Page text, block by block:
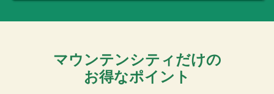
マウンテンシティだけの
お得なポイント